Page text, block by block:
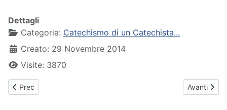
Dettagli
Categoria: Catechismo di un Catechista...
Creato: 29 Novembre 2014
Visite: 3870
Articolo precedente: 19 - La Cresima o Confermazione
Prec Articolo
Avanti